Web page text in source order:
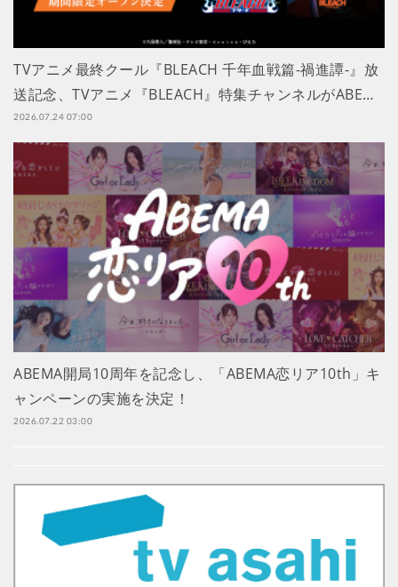
TVアニメ最終クール『BLEACH 千年血戦篇-禍進譚-』放
送記念、TVアニメ『BLEACH』特集チャンネルがABE…
2026.07.24 07:00
ABEMA開局10周年を記念し、「ABEMA恋リア10th」キ
ャンペーンの実施を決定！
2026.07.22 03:00